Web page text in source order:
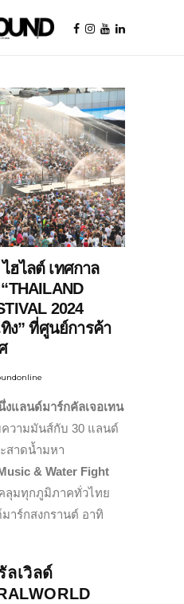
ฮไลต์ เทศกาล
2024
ง” ที่ศูนย์การค้า
แลนด์มาร์กคัลเจอเทน
ความมันส์กับ 30 แลนด์
สาดน้ำมหา
& Water Fight
ลุมทุกภูมิภาคทั่วไทย
าร์กสงกรานต์ อาทิ
ลเวิลด์